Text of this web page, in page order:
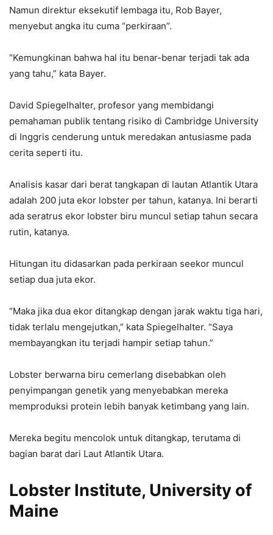
Namun direktur eksekutif lembaga itu, Rob Bayer,
menyebut angka itu cuma “perkiraan”.
“Kemungkinan bahwa hal itu benar-benar terjadi tak ada
yang tahu,” kata Bayer.
David Spiegelhalter, profesor yang membidangi
pemahaman publik tentang risiko di Cambridge University
di Inggris cenderung untuk meredakan antusiasme pada
cerita seperti itu.
Analisis kasar dari berat tangkapan di lautan Atlantik Utara
adalah 200 juta ekor lobster per tahun, katanya. Ini berarti
ada seratrus ekor lobster biru muncul setiap tahun secara
rutin, katanya.
Hitungan itu didasarkan pada perkiraan seekor muncul
setiap dua juta ekor.
“Maka jika dua ekor ditangkap dengan jarak waktu tiga hari,
tidak terlalu mengejutkan,” kata Spiegelhalter. “Saya
membayangkan itu terjadi hampir setiap tahun.”
Lobster berwarna biru cemerlang disebabkan oleh
penyimpangan genetik yang menyebabkan mereka
memproduksi protein lebih banyak ketimbang yang lain.
Mereka begitu mencolok untuk ditangkap, terutama di
bagian barat dari Laut Atlantik Utara.
Lobster Institute, University of
Maine